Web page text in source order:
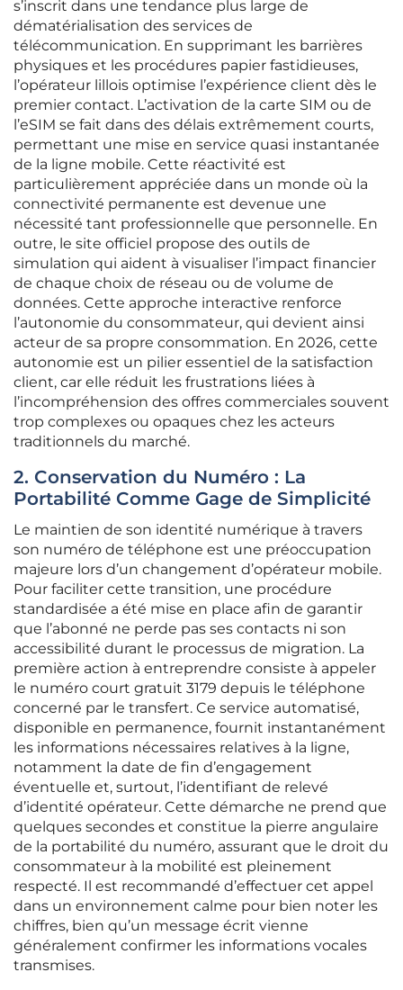
s’inscrit dans une tendance plus large de
dématérialisation des services de
télécommunication. En supprimant les barrières
physiques et les procédures papier fastidieuses,
l’opérateur lillois optimise l’expérience client dès le
premier contact. L’activation de la carte SIM ou de
l’eSIM se fait dans des délais extrêmement courts,
permettant une mise en service quasi instantanée
de la ligne mobile. Cette réactivité est
particulièrement appréciée dans un monde où la
connectivité permanente est devenue une
nécessité tant professionnelle que personnelle. En
outre, le site officiel propose des outils de
simulation qui aident à visualiser l’impact financier
de chaque choix de réseau ou de volume de
données. Cette approche interactive renforce
l’autonomie du consommateur, qui devient ainsi
acteur de sa propre consommation. En 2026, cette
autonomie est un pilier essentiel de la satisfaction
client, car elle réduit les frustrations liées à
l’incompréhension des offres commerciales souvent
trop complexes ou opaques chez les acteurs
traditionnels du marché.
2. Conservation du Numéro : La
Portabilité Comme Gage de Simplicité
Le maintien de son identité numérique à travers
son numéro de téléphone est une préoccupation
majeure lors d’un changement d’opérateur mobile.
Pour faciliter cette transition, une procédure
standardisée a été mise en place afin de garantir
que l’abonné ne perde pas ses contacts ni son
accessibilité durant le processus de migration. La
première action à entreprendre consiste à appeler
le numéro court gratuit 3179 depuis le téléphone
concerné par le transfert. Ce service automatisé,
disponible en permanence, fournit instantanément
les informations nécessaires relatives à la ligne,
notamment la date de fin d’engagement
éventuelle et, surtout, l’identifiant de relevé
d’identité opérateur. Cette démarche ne prend que
quelques secondes et constitue la pierre angulaire
de la portabilité du numéro, assurant que le droit du
consommateur à la mobilité est pleinement
respecté. Il est recommandé d’effectuer cet appel
dans un environnement calme pour bien noter les
chiffres, bien qu’un message écrit vienne
généralement confirmer les informations vocales
transmises.